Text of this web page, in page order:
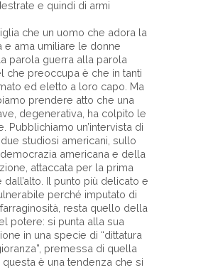
e quindi di armi
che un uomo che adora la
e ama umiliare le donne
parola guerra alla parola
che preoccupa è che in tanti
ed eletto a loro capo. Ma
prendere atto che una
degenerativa, ha colpito le
Pubblichiamo un’intervista di
due studiosi americani, sullo
americana e della
attaccata per la prima
dall’alto. Il punto più delicato e
perché imputato di
resta quello della
potere: si punta alla sua
in una specie di “dittatura
premessa di quella
questa è una tendenza che si